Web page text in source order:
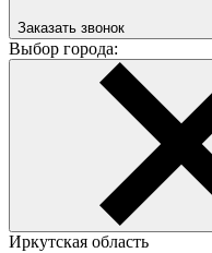
Заказать звонок
Выбор города:
Иркутская область